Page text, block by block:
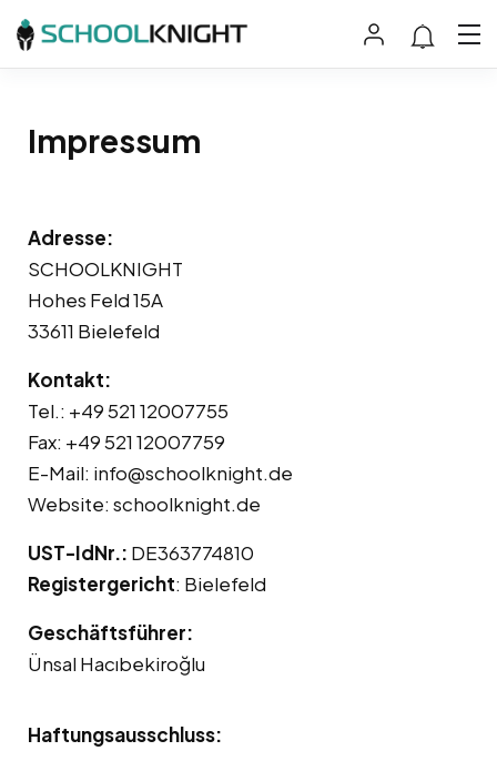
Impressum
Adresse:
SCHOOLKNIGHT
Hohes Feld 15A
33611 Bielefeld
Kontakt:
Tel.: +49 521 12007755
Fax: +49 521 12007759
E-Mail: info@schoolknight.de
Website: schoolknight.de
UST-IdNr.: DE363774810
Registergericht: Bielefeld
Geschäftsführer:
Ünsal Hacıbekiroğlu
Haftungsausschluss: